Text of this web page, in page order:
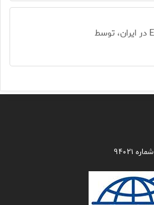
لوکس‌ترین شاسی‌بلند EREV در ایران، توسط
شماره ۹۴۰۲۱